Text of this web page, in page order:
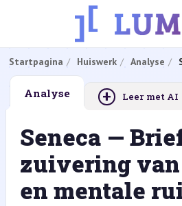
Startpagina Huiswerk Analyse
Analyse + Leer met AI
Seneca —
zuivering van
en mentale